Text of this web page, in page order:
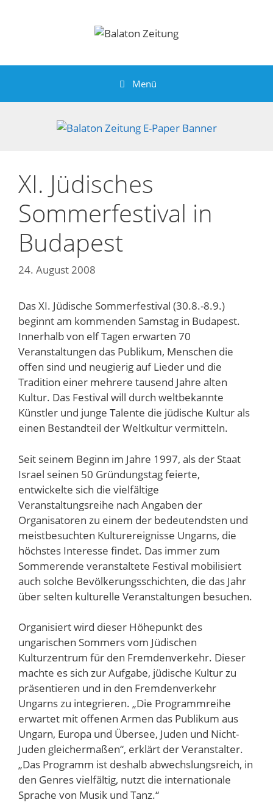
Menü
XI. Jüdisches
Sommerfestival in
Budapest
24. August 2008
Das XI. Jüdische Sommerfestival (30.8.-8.9.)
beginnt am kommenden Samstag in Budapest.
Innerhalb von elf Tagen erwarten 70
Veranstaltungen das Publikum, Menschen die
offen sind und neugierig auf Lieder und die
Tradition einer mehrere tausend Jahre alten
Kultur. Das Festival will durch weltbekannte
Künstler und junge Talente die jüdische Kultur als
einen Bestandteil der Weltkultur vermitteln.
Seit seinem Beginn im Jahre 1997, als der Staat
Israel seinen 50 Gründungstag feierte,
entwickelte sich die vielfältige
Veranstaltungsreihe nach Angaben der
Organisatoren zu einem der bedeutendsten und
meistbesuchten Kulturereignisse Ungarns, die
höchstes Interesse findet. Das immer zum
Sommerende veranstaltete Festival mobilisiert
auch solche Bevölkerungsschichten, die das Jahr
über selten kulturelle Veranstaltungen besuchen.
Organisiert wird dieser Höhepunkt des
ungarischen Sommers vom Jüdischen
Kulturzentrum für den Fremdenverkehr. Dieser
machte es sich zur Aufgabe, jüdische Kultur zu
präsentieren und in den Fremdenverkehr
Ungarns zu integrieren. „Die Programmreihe
erwartet mit offenen Armen das Publikum aus
Ungarn, Europa und Übersee, Juden und Nicht-
Juden gleichermaßen“, erklärt der Veranstalter.
„Das Programm ist deshalb abwechslungsreich, in
den Genres vielfältig, nutzt die internationale
Sprache von Musik und Tanz.“